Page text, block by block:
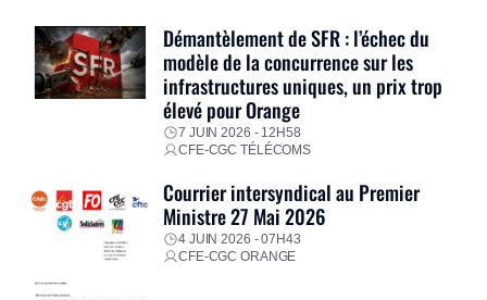
Démantèlement de SFR : l’échec du
modèle de la concurrence sur les
infrastructures uniques, un prix trop
élevé pour Orange
7 JUIN 2026 - 12H58
CFE-CGC TÉLÉCOMS
Courrier intersyndical au Premier
Ministre 27 Mai 2026
4 JUIN 2026 - 07H43
CFE-CGC ORANGE